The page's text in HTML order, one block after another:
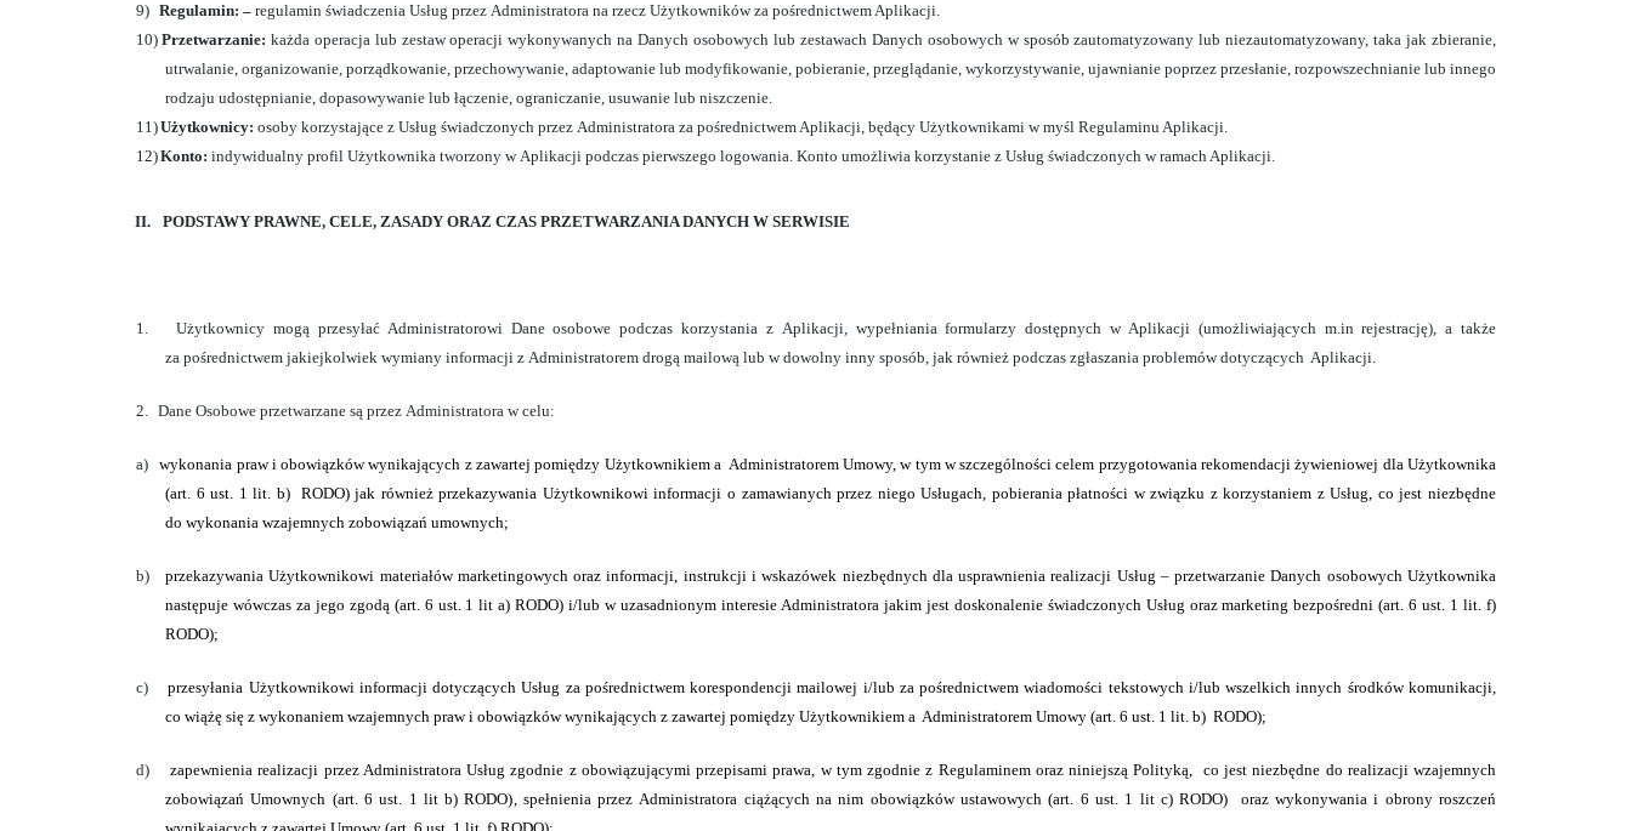
9) Regulamin: – regulamin świadczenia Usług przez Administratora na rzecz Użytkowników za pośrednictwem Aplikacji.
10) Przetwarzanie: każda operacja lub zestaw operacji wykonywanych na Danych osobowych lub zestawach Danych osobowych w sposób zautomatyzowany lub niezautomatyzowany, taka jak zbieranie,
utrwalanie, organizowanie, porządkowanie, przechowywanie, adaptowanie lub modyfikowanie, pobieranie, przeglądanie, wykorzystywanie, ujawnianie poprzez przesłanie, rozpowszechnianie lub innego
rodzaju udostępnianie, dopasowywanie lub łączenie, ograniczanie, usuwanie lub niszczenie.
11)Użytkownicy: osoby korzystające z Usług świadczonych przez Administratora za pośrednictwem Aplikacji, będący Użytkownikami w myśl Regulaminu Aplikacji.
12)Konto: indywidualny profil Użytkownika tworzony w Aplikacji podczas pierwszego logowania. Konto umożliwia korzystanie z Usług świadczonych w ramach Aplikacji.
II. PODSTAWY PRAWNE, CELE, ZASADY ORAZ CZAS PRZETWARZANIA DANYCH W SERWISIE
1.
Użytkownicy mogą przesyłać Administratorowi Dane osobowe podczas korzystania z Aplikacji, wypełniania formularzy dostępnych w Aplikacji (umożliwiających m.in rejestrację), a także
za pośrednictwem jakiejkolwiek wymiany informacji z Administratorem drogą mailową lub w dowolny inny sposób, jak również podczas zgłaszania problemów dotyczących Aplikacji.
2. Dane Osobowe przetwarzane są przez Administratora w celu:
a) wykonania praw i obowiązków wynikających z zawartej pomiędzy Użytkownikiem a Administratorem Umowy, w tym w szczególności celem przygotowania rekomendacji żywieniowej dla Użytkownika
(art. 6 ust. 1 lit. b)
RODO) jak również przekazywania Użytkownikowi informacji o zamawianych przez niego Usługach, pobierania płatności w związku z korzystaniem z Usług, co jest niezbędne
do wykonania wzajemnych zobowiązań umownych;
b)
przekazywania Użytkownikowi materiałów marketingowych oraz informacji, instrukcji i wskazówek niezbędnych dla usprawnienia realizacji Usług – przetwarzanie Danych osobowych Użytkownika
następuje wówczas za jego zgodą (art. 6 ust. 1 lit a) RODO)i/lub w uzasadnionym interesie Administratora jakim jest doskonalenie świadczonych Usług oraz marketing bezpośredni(art. 6 ust. 1 lit. f)
RODO);
c)
przesyłania Użytkownikowi informacji dotyczących Usług za pośrednictwem korespondencji mailowej i/lub za pośrednictwem wiadomości tekstowych i/lub wszelkich innych środków komunikacji,
co wiążę się z wykonaniem wzajemnych praw i obowiązkówwynikających z zawartej pomiędzy Użytkownikiem a Administratorem Umowy (art. 6 ust. 1 lit. b) RODO);
d) zapewnienia realizacji przez Administratora Usług zgodnie z obowiązującymi przepisami prawa, w tym zgodnie z Regulaminem oraz niniejszą Polityką, co jest niezbędne do realizacji wzajemnych
zobowiązań Umownych (art. 6 ust. 1 lit b) RODO), spełnienia przez Administratora ciążących na nim obowiązków ustawowych (art. 6 ust. 1 lit c) RODO)
oraz wykonywania i obrony roszczeń